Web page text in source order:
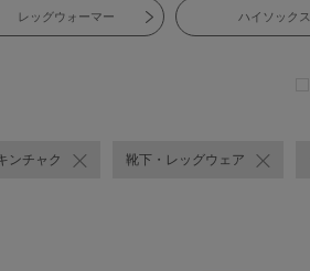
レッグウォーマー ハイソックス
ンチャク 靴下・レッグウェア